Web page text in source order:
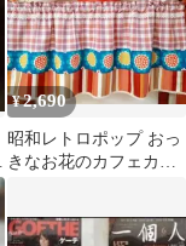
¥2,690
昭和レトロポップ おっ
きなお花のカフェカー